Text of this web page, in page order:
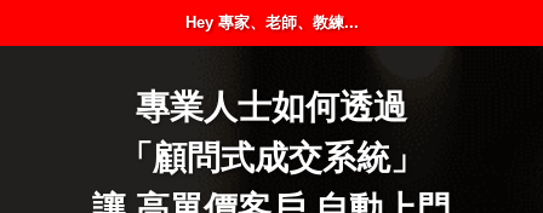
Hey 專家、老師、教練...
專業人士如何透過
「顧問式成交系統」